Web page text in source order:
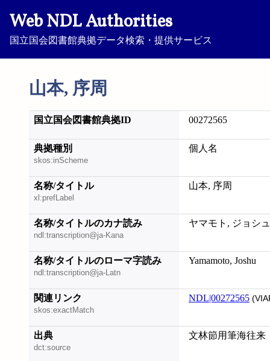
Web NDL Authorities
国立国会図書館典拠データ検索・提供サービス
山本, 序周
国立国会図書館典拠ID 00272565
典拠種別
skos:inScheme
個人名
名称/タイトル
xl:prefLabel
山本, 序周
名称/タイトルのカナ読み
ndl:transcription@ja-Kana
ヤマモト, ジョシ
名称/タイトルのローマ字読み
ndl:transcription@ja-Latn
Yamamoto, Joshu
関連リンク
skos:exactMatch
NDL|00272565
出典
dct:source
文林節用筆海往来